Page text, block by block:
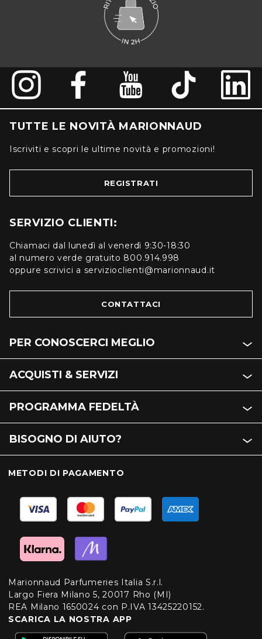
TUTTE LE NOVITÀ MARIONNAUD
Iscriviti e scopri le ultime novità e promozioni!
REGISTRATI
SERVIZIO CLIENTI:
Chiamaci dal lunedì al venerdì 9:30-18:30
al numero verde gratuito 800.914.998
oppure scrivici a servizioclienti@marionnaud.it
CONTATTACI
PER CONOSCERCI MEGLIO
ACQUISTI & SERVIZI
PROGRAMMA FEDELTÀ
BISOGNO DI AIUTO?
METODI DI PAGAMENTO
Marionnaud Parfumeries Italia S.r.l.
Largo Fiera Milano 5, 20017 Rho (MI)
REA Milano 1650024 con P.IVA 13425220152.
SCARICA LA NOSTRA APP